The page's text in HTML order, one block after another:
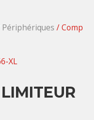
Périphériques / Comp